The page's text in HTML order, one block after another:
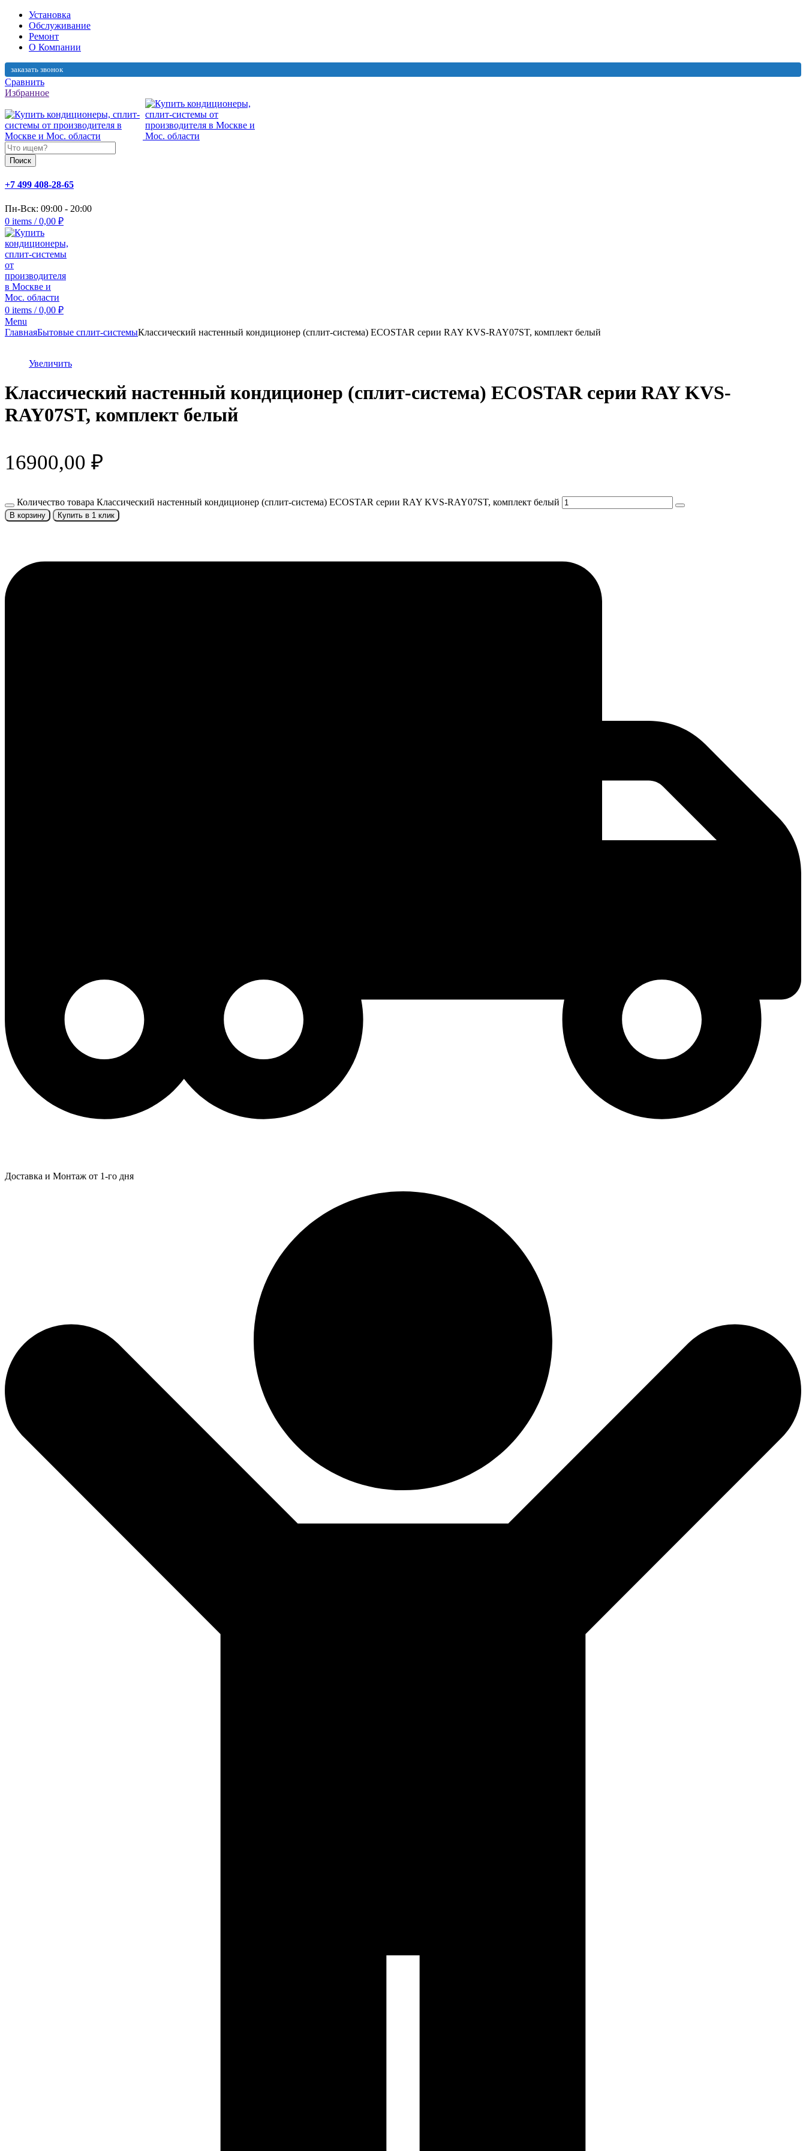
Установка
Обслуживание
Ремонт
О Компании
заказать звонок
Сравнить
Избранное
Поиск
+7 499 408-28-65
Пн-Вск: 09:00 - 20:00
0 items / 0,00 ₽
0 items / 0,00 ₽
Menu
ГлавнаяБытовые сплит-системыКлассический настенный кондиционер (сплит-система) ECOSTAR серии RAY KVS-RAY07ST, комплект белый
Увеличить
Классический настенный кондиционер (сплит-система) ECOSTAR серии RAY KVS-
RAY07ST, комплект белый
16900,00 ₽
Количество товара Классический настенный кондиционер (сплит-система) ECOSTAR серии RAY KVS-RAY07ST, комплект белый
В корзину Купить в 1 клик
Доставка и Монтаж от 1-го дня